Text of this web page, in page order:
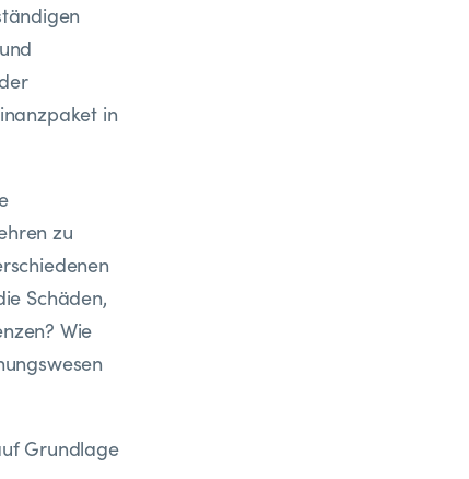
in
zu
Schäden,
Wie
Grundlage